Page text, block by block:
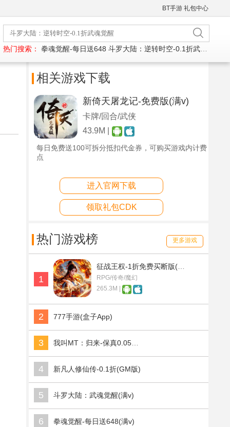
BT手游 礼包中心
热门搜索： 拳魂觉醒-每日送648 斗罗大陆：逆转时空-0.1折武魂觉醒
相关游戏下载
新倚天屠龙记-免费版(满v)
卡牌/回合/武侠
43.9M |
每日免费送100可拆分抵扣代金券，可购买游戏内计费
点
进入官网下载
领取礼包CDK
热门游戏榜 更多游戏
1
RPG/传奇/魔幻
265.3M |
2 777手游(盒子App)
3
4 新凡人修仙传-0.1折(GM版)
5 斗罗大陆：武魂觉醒(满v)
6 拳魂觉醒-每日送648(满v)